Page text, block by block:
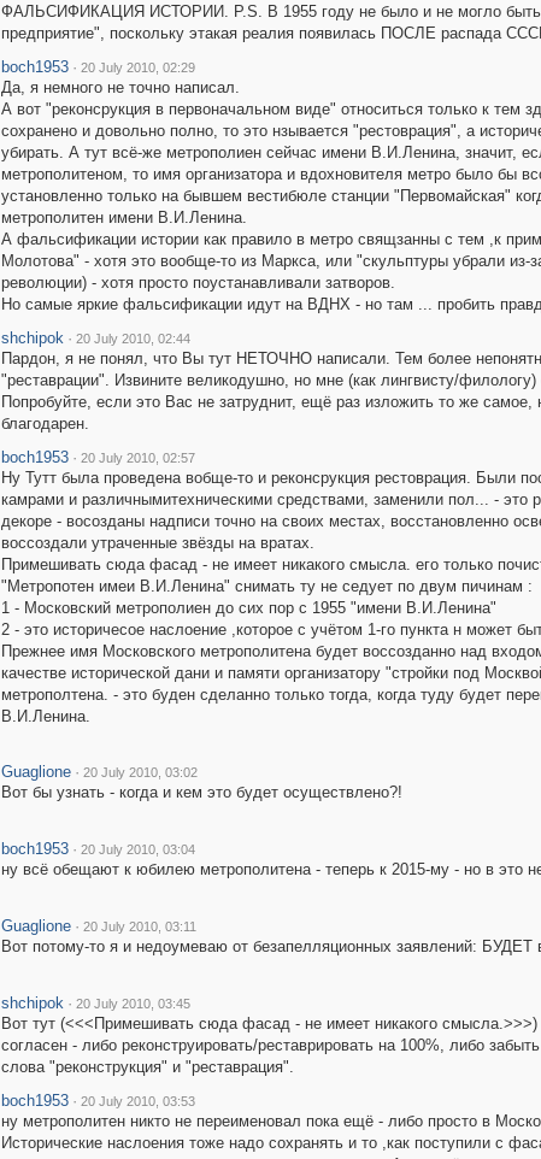
ФАЛЬСИФИКАЦИЯ ИСТОРИИ. P.S. В 1955 году не было и не могло быть
предприятие", поскольку этакая реалия появилась ПОСЛЕ распада
boch1953 · 20 July 2010, 02:29
Да, я немного не точно написал.
А вот "реконсрукция в первоначальном виде" относиться только к тем
сохранено и довольно полно, то это нзывается "рестоврация", а
убирать. А тут всё-же метрополиен сейчас имени В.И.Ленина, значит,
метрополитеном, то имя организатора и вдохновителя метро было бы
установленно только на бывшем вестибюле станции "Первомайская"
метрополитен имени В.И.Ленина.
А фальсификации истории как правило в метро свящзанны с тем ,к
Молотова" - хотя это вообще-то из Маркса, или "скульптуры убрали из-
революции) - хотя просто поустанавливали затворов.
Но самые яркие фальсификации идут на ВДНХ - но там ... пробить
shchipok · 20 July 2010, 02:44
Пардон, я не понял, что Вы тут НЕТОЧНО написали. Тем более
"реставрации". Извините великодушно, но мне (как лингвисту/
Попробуйте, если это Вас не затруднит, ещё раз изложить то же
благодарен.
boch1953 · 20 July 2010, 02:57
Ну Тутт была проведена вобще-то и реконсрукция рестоврация. Были
камрами и различнымитехническими средствами, заменили пол... - это
декоре - восозданы надписи точно на своих местах, восстановленно
воссоздали утраченные звёзды на вратах.
Примешивать сюда фасад - не имеет никакого смысла. его только
"Метропотен имеи В.И.Ленина" снимать ту не седует по двум пичинам :
1 - Московский метрополиен до сих пор с 1955 "имени В.И.Ленина"
2 - это историчесое наслоение ,которое с учётом 1-го пункта н может
Прежнее имя Московского метрополитена будет воссозданно над
качестве исторической дани и памяти организатору "стройки под
метрополтена. - это буден сделанно только тогда, когда туду будет
В.И.Ленина.
Guaglione · 20 July 2010, 03:02
Вот бы узнать - когда и кем это будет осуществлено?!
boch1953 · 20 July 2010, 03:04
ну всё обещают к юбилею метрополитена - теперь к 2015-му - но в это
Guaglione · 20 July 2010, 03:11
Вот потому-то я и недоумеваю от безапелляционных заявлений:
shchipok · 20 July 2010, 03:45
Вот тут (<<<Примешивать сюда фасад - не имеет никакого
согласен - либо реконструировать/реставрировать на 100%, либо
слова "реконструкция" и "реставрация".
boch1953 · 20 July 2010, 03:53
ну метрополитен никто не переименовал пока ещё - либо просто в
Исторические наслоения тоже надо сохранять и то ,как поступили с